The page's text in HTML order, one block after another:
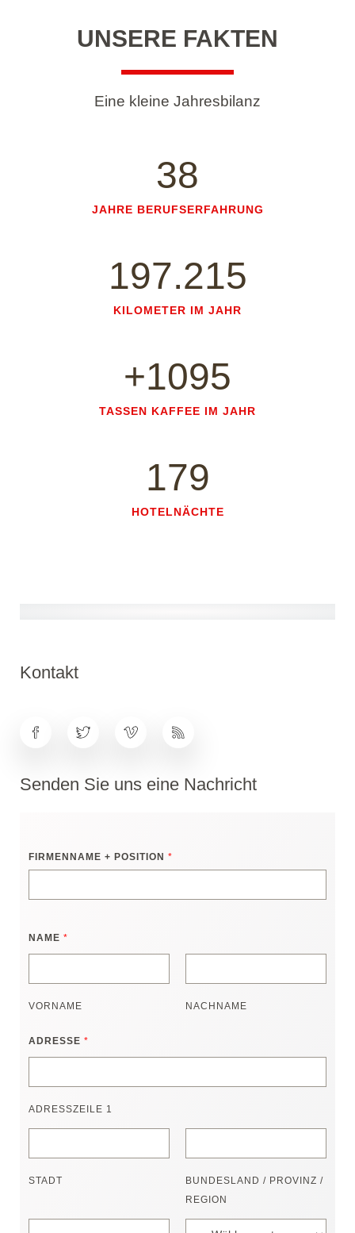
UNSERE FAKTEN
Eine kleine Jahresbilanz
38
JAHRE BERUFSERFAHRUNG
197.215
KILOMETER IM JAHR
+1095
TASSEN KAFFEE IM JAHR
179
HOTELNÄCHTE
Kontakt
Senden Sie uns eine Nachricht
FIRMENNAME + POSITION *
NAME *
VORNAME NACHNAME
M
E
N
M
+
ADRESSE *
ADRESSZEILE 1
STADT
BUNDESLAND / PROVINZ /
REGION